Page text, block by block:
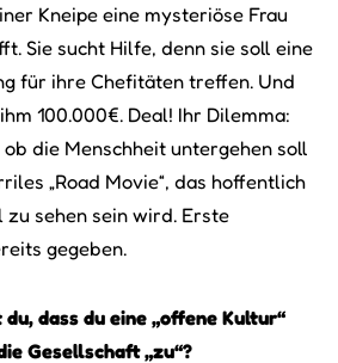
Kneipe eine mysteriöse Frau
Sie sucht Hilfe, denn sie soll eine
für ihre Chefitäten treffen. Und
100.000€. Deal! Ihr Dilemma:
die Menschheit untergehen soll
„Road Movie“, das hoffentlich
sehen sein wird. Erste
gegeben.
dass du eine „offene Kultur“
Gesellschaft „zu“?